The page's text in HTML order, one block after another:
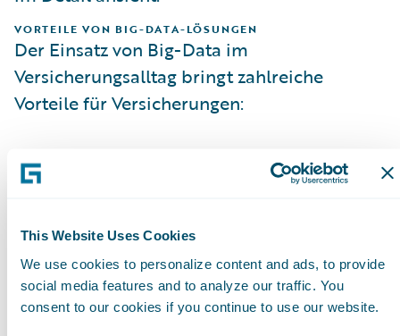
This Website Uses Cookies
We use cookies to personalize content and ads, to provide
social media features and to analyze our traffic. You
consent to our cookies if you continue to use our website.
VORTEILE VON BIG-DATA-LÖSUNGEN
Der Einsatz von Big-Data im
Versicherungsalltag bringt zahlreiche
Vorteile für Versicherungen:
Big Data macht dank neuer Datenquellen
das
können Versicherungen ihr Geschäft
steigern, aber auch profitabler Risiken
einschätzen und zeichnen (Cyence).